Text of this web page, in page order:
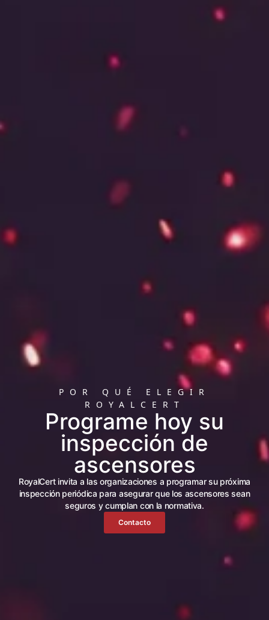
POR QUÉ ELEGIR
ROYALCERT
Programe hoy su
inspección de
ascensores
RoyalCert invita a las organizaciones a programar su próxima
inspección periódica para asegurar que los ascensores sean
seguros y cumplan con la normativa.
Contacto